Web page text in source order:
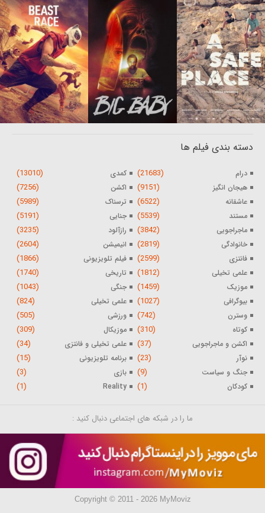
دسته بندی فیلم ها
درام (21683) کمدی (13010)
هیجان انگیز (9151) اکشن (7256)
عاشقانه (6522) ترسناک (5989)
مستند (5539) جنایی (5191)
ماجراجویی (3842) رازآلود (3235)
خانوادگی (2819) انیمیشن (2604)
فانتزی (2599) فیلم تلویزیونی (1866)
علمی تخیلی (1812) تاریخی (1740)
موزیک (1459) جنگی (1043)
بیوگرافی (1027) علمی تخیلی (824)
وسترن (742) ورزشی (505)
کوتاه (310) موزیکال (309)
اکشن و ماجراجویی (37) علمی تخیلی و فانتزی (34)
نوآر (23) برنامه تلویزیونی (15)
جنگ و سیاست (9) بازی (3)
کودکان (1)
Reality
(1)
ما را در شبکه های اجتماعی دنبال کنید :
Copyright © 2011 - 2026 MyMoviz